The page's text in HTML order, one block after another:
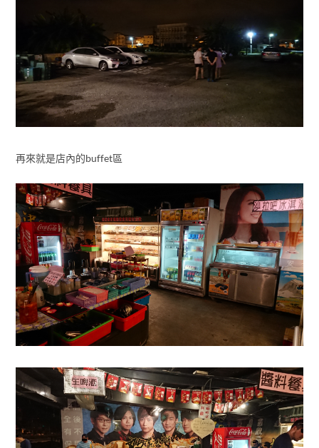
再來就是店內的buffet區